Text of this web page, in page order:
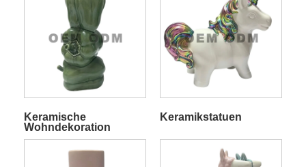
Keramische
Wohndekoration
Keramikstatuen